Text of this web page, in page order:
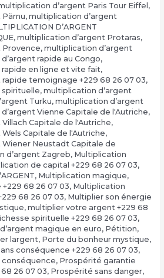
d’argent Paris Tour Eiffel,
, multiplication d’argent
D’ARGENT
, multiplication d’argent Protaras,
Provence, multiplication d’argent
rapide au Congo,
en ligne et vite fait,
temoignage +229 68 26 07 03,
spirituelle, multiplication d’argent
Turku, multiplication d’argent
Vienne Capitale de l'Autriche,
Capitale de l'Autriche,
Capitale de l'Autriche,
Neustadt Capitale de
d’argent Zagreb, Multiplication
de capital +229 68 26 07 03,
, Multiplication magique,
68 26 07 03, Multiplication
68 26 07 03, Multiplier son énergie
, multiplier votre argent +229 68
spirituelle +229 68 26 07 03,
magique en euro, Pétition,
largent, Porte du bonheur mystique,
conséquence +229 68 26 07 03,
conséquence, Prospérité garantie
26 07 03, Prospérité sans danger,